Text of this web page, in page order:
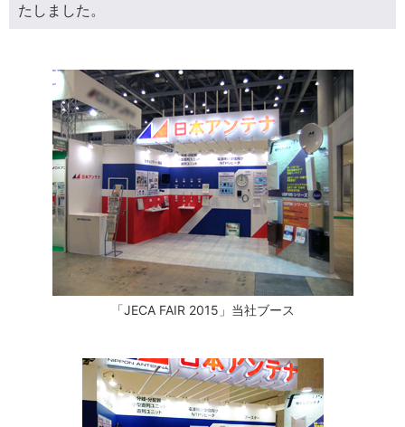
たしました。
「JECA FAIR 2015」当社ブース
サイトマップ ENGLISH